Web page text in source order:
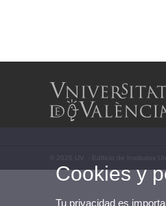
© 2026 UV. - Edificio de Institutos
Cookies y
Tu privacidad es